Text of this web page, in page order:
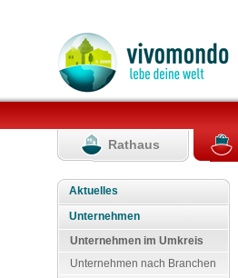
Rathaus
Aktuelles
Unternehmen
Unternehmen im Umkreis
Unternehmen nach Branchen